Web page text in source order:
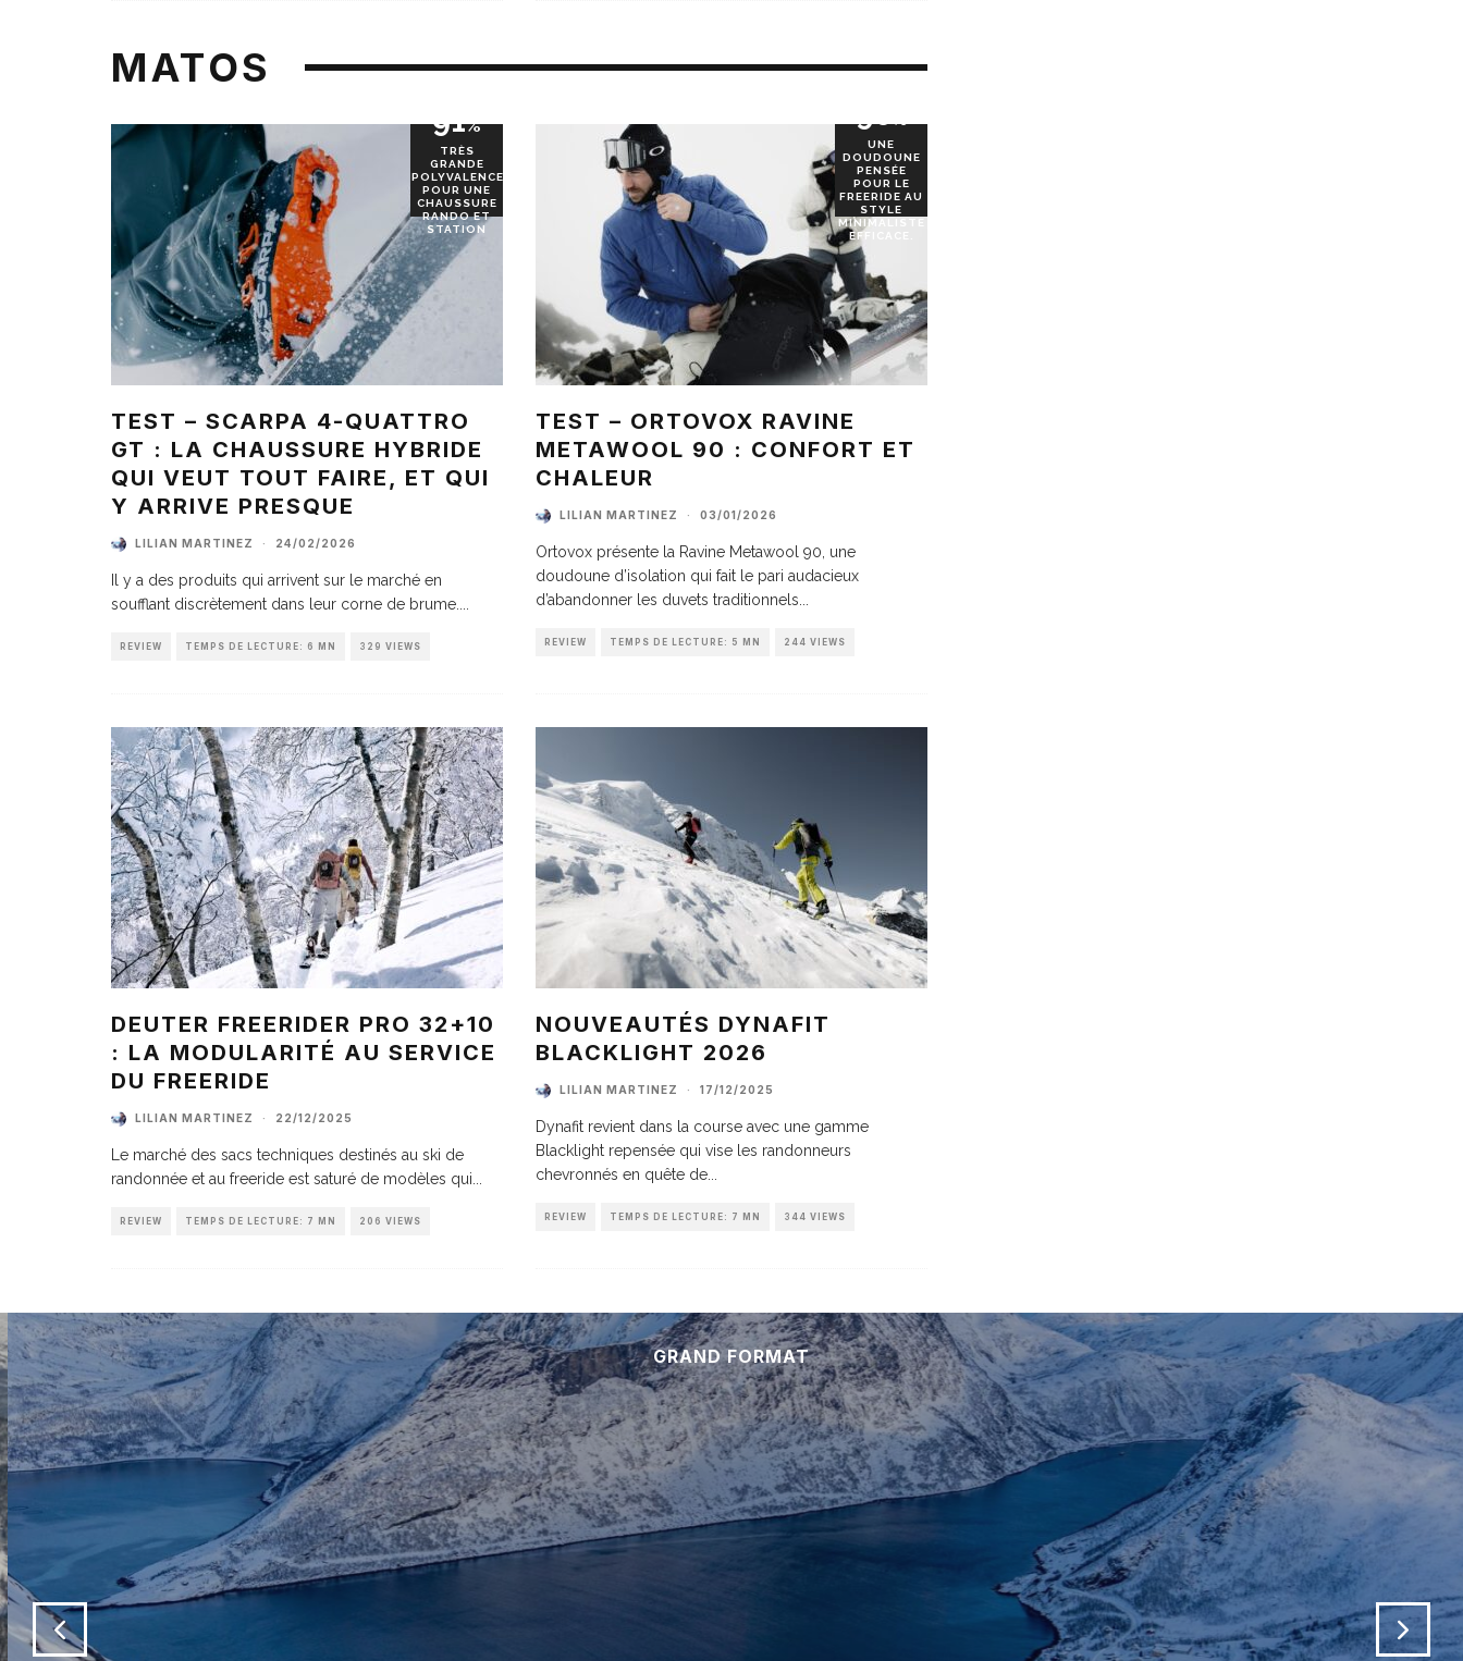
MATOS
91%
TRÈS
GRANDE
POLYVALENCE
POUR UNE
CHAUSSURE
RANDO ET
STATION
TEST – SCARPA 4-QUATTRO
GT : LA CHAUSSURE HYBRIDE
QUI VEUT TOUT FAIRE, ET QUI
Y ARRIVE PRESQUE
LILIAN MARTINEZ · 24/02/2026
Il y a des produits qui arrivent sur le marché en
soufflant discrètement dans leur corne de brume.
REVIEW TEMPS DE LECTURE: 6 MN 329 VIEWS
90%
UNE
DOUDOUNE
PENSÉE
POUR LE
FREERIDE AU
STYLE
MINIMALISTE
EFFICACE.
TEST – ORTOVOX RAVINE
METAWOOL 90 : CONFORT ET
CHALEUR
LILIAN MARTINEZ · 03/01/2026
Ortovox présente la Ravine Metawool 90, une
doudoune d’isolation qui fait le pari audacieux
d’abandonner les duvets traditionnels
REVIEW TEMPS DE LECTURE: 5 MN 244 VIEWS
DEUTER FREERIDER PRO 32+10
: LA MODULARITÉ AU SERVICE
DU FREERIDE
LILIAN MARTINEZ · 22/12/2025
Le marché des sacs techniques destinés au ski de
randonnée et au freeride est saturé de modèles qui
REVIEW TEMPS DE LECTURE: 7 MN 206 VIEWS
NOUVEAUTÉS DYNAFIT
BLACKLIGHT 2026
LILIAN MARTINEZ · 17/12/2025
Dynafit revient dans la course avec une gamme
Blacklight repensée qui vise les randonneurs
chevronnés en quête de
REVIEW TEMPS DE LECTURE: 7 MN 344 VIEWS
GRAND FORMAT